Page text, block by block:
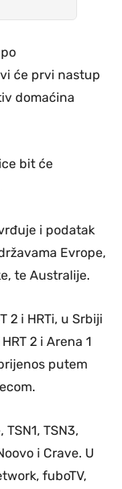
će prvi nastup
domaćina
bit će
i podatak
Evrope,
te Australije.
2 i HRTi, u Srbiji
2 i Arena 1
putem
TSN3,
i Crave. U
fuboTV,